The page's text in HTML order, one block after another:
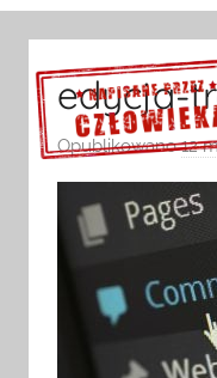
Sprawdź
edycja-
Opublikowano12